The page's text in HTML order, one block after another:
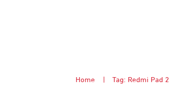
Home Tag: Redmi Pad 2